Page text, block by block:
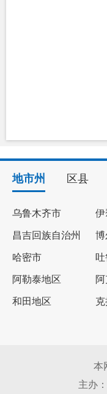
地市州 区县
乌鲁木齐市 伊
昌吉回族自治州
哈密市
阿勒泰地区
和田地区
本
主办